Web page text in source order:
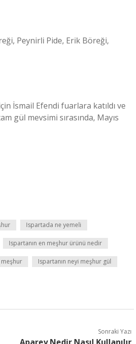
Peynirli Pide, Erik Böreği,
İsmail Efendi fuarlara katıldı ve
gül mevsimi sırasında, Mayıs
Ispartada ne yemeli
Ispartanın en meşhur ürünü nedir
meşhur Ispartanın neyi meşhur gül
Sonraki Yazı